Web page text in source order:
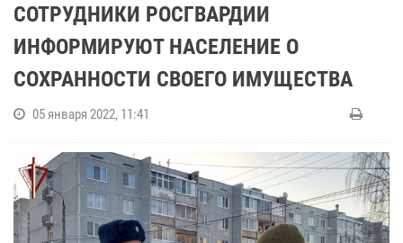
СОТРУДНИКИ РОСГВАРДИИ
ИНФОРМИРУЮТ НАСЕЛЕНИЕ О
СОХРАННОСТИ СВОЕГО ИМУЩЕСТВА
05 января 2022, 11:41